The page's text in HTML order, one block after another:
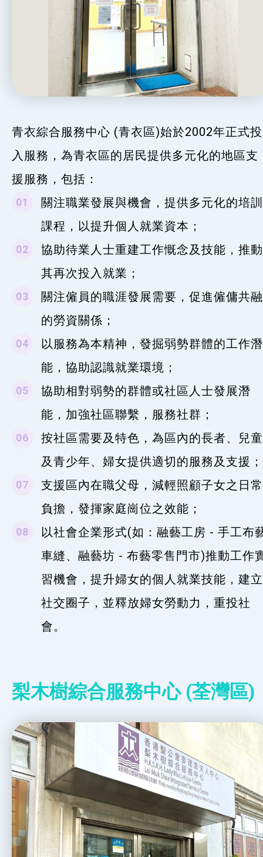
青衣綜合服務中心 (青衣區)始於2002年正式投
入服務，為青衣區的居民提供多元化的地區支
援服務，包括：
關注職業發展與機會，提供多元化的培訓
課程，以提升個人就業資本；
協助待業人士重建工作慨念及技能，推動
其再次投入就業；
關注僱員的職涯發展需要，促進僱傭共融
的勞資關係；
以服務為本精神，發掘弱勢群體的工作潛
能，協助認識就業環境；
協助相對弱勢的群體或社區人士發展潛
能，加強社區聯繫，服務社群；
按社區需要及特色，為區內的長者、兒童
及青少年、婦女提供適切的服務及支援；
支援區內在職父母，減輕照顧子女之日常
負擔，發揮家庭崗位之效能；
以社會企業形式(如：融藝工房 - 手工布
車縫、融藝坊 - 布藝零售門市)推動工作
習機會，提升婦女的個人就業技能，建立
社交圈子，並釋放婦女勞動力，重投社
會。
梨木樹綜合服務中心 (荃灣區)